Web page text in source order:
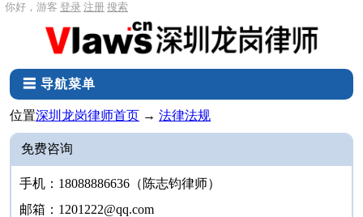
你好，游客 登录 注册 搜索
☰ 导航菜单
位置深圳龙岗律师首页 → 法律法规
免费咨询
手机：18088886636（陈志钧律师）
邮箱：1201222@qq.com